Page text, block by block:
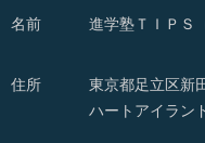
名前 進学塾ＴＩＰＳ
住所
東京都足立区新
ハートアイラン